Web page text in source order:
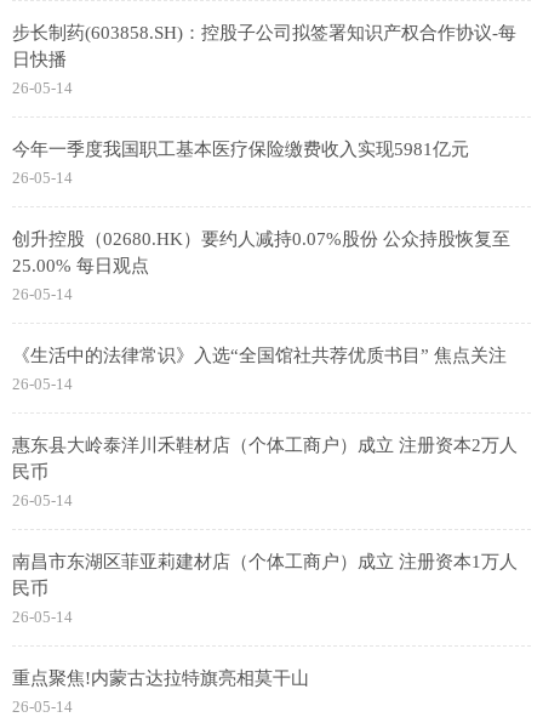
步长制药(603858.SH)：控股子公司拟签署知识产权合作协议-每
日快播
26-05-14
今年一季度我国职工基本医疗保险缴费收入实现5981亿元
26-05-14
创升控股（02680.HK）要约人减持0.07%股份 公众持股恢复至
25.00% 每日观点
26-05-14
《生活中的法律常识》入选“全国馆社共荐优质书目” 焦点关注
26-05-14
惠东县大岭泰洋川禾鞋材店（个体工商户）成立 注册资本2万人
民币
26-05-14
南昌市东湖区菲亚莉建材店（个体工商户）成立 注册资本1万人
民币
26-05-14
重点聚焦!内蒙古达拉特旗亮相莫干山
26-05-14